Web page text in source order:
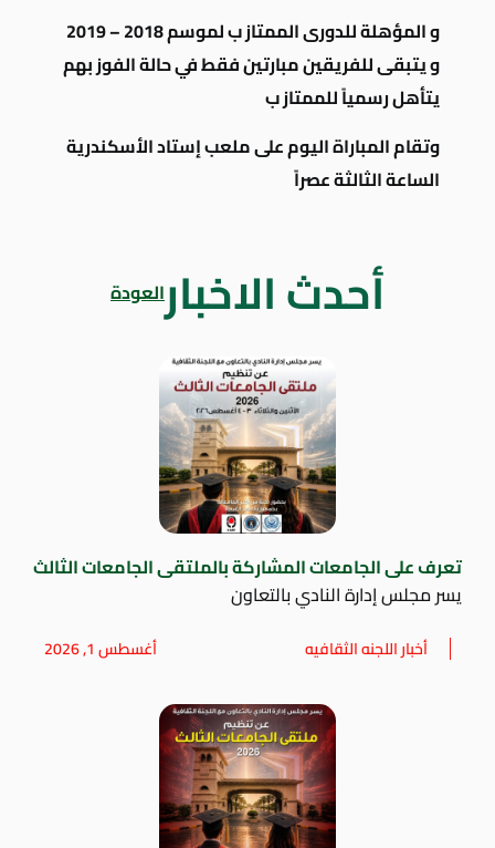
و المؤهلة للدورى الممتاز ب لموسم 2018 – 2019
و يتبقى للفريقين مبارتين فقط في حالة الفوز بهم
يتأهل رسمياً للممتاز ب
وتقام المباراة اليوم على ملعب إستاد الأسكندرية
الساعة الثالثة عصراً
أحدث الاخبارالعودة
تعرف على الجامعات المشاركة بالملتقى الجامعات الثالث
يسر مجلس إدارة النادي بالتعاون
أخبار اللجنه الثقافيه أغسطس 1, 2026